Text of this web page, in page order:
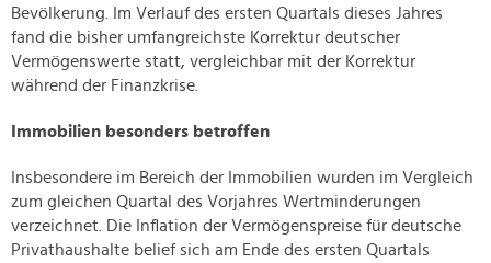
Bevölkerung. Im Verlauf des ersten Quartals dieses Jahres
fand die bisher umfangreichste Korrektur deutscher
Vermögenswerte statt, vergleichbar mit der Korrektur
während der Finanzkrise.
Immobilien besonders betroffen
Insbesondere im Bereich der Immobilien wurden im Vergleich
zum gleichen Quartal des Vorjahres Wertminderungen
verzeichnet. Die Inflation der Vermögenspreise für deutsche
Privathaushalte belief sich am Ende des ersten Quartals